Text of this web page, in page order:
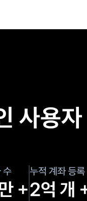
사용자
수
+
누적 계좌 등
2억 개